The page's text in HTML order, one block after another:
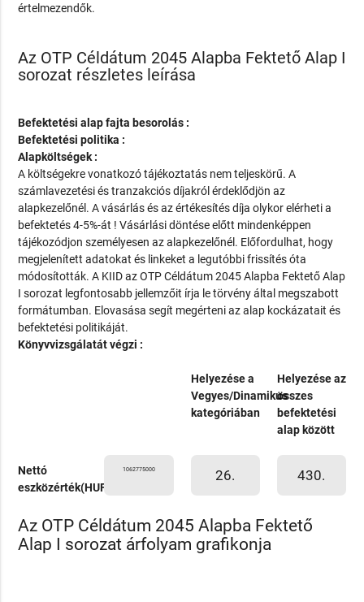
értelmezendők.
Az OTP Céldátum 2045 Alapba Fektető Alap I
sorozat részletes leírása
Befektetési alap fajta besorolás :
Befektetési politika :
Alapköltségek :
A költségekre vonatkozó tájékoztatás nem teljeskörű. A
számlavezetési és tranzakciós díjakról érdeklődjön az
alapkezelőnél. A vásárlás és az értékesítés díja olykor elérheti a
befektetés 4-5%-át ! Vásárlási döntése előtt mindenképpen
tájékozódjon személyesen az alapkezelőnél. Előfordulhat, hogy
megjelenített adatokat és linkeket a legutóbbi frissítés óta
módosították. A KIID az OTP Céldátum 2045 Alapba Fektető Alap
I sorozat legfontosabb jellemzőit írja le törvény által megszabott
formátumban. Elovasása segít megérteni az alap kockázatait és
befektetési politikáját.
Könyvvizsgálatát végzi :
Helyezése a
Vegyes/Dinamikus
kategóriában
Helyezése az
összes
befektetési
alap között
Nettó
eszközérték(HUF)
1062775000 26. 430.
Az OTP Céldátum 2045 Alapba Fektető
Alap I sorozat árfolyam grafikonja